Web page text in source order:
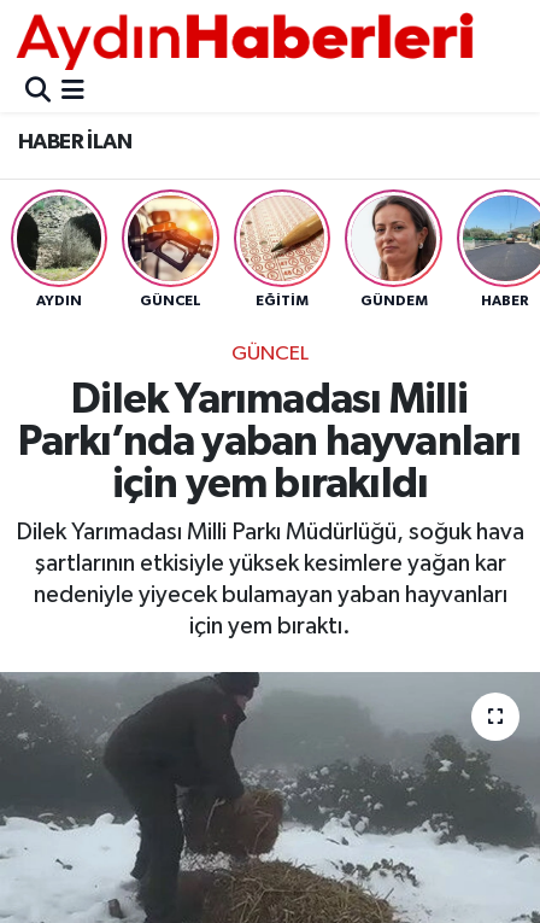
HABER İLAN
AYDIN GÜNCEL EĞİTİM GÜNDEM HABER
GÜNCEL
Dilek Yarımadası Milli
Parkı’nda yaban hayvanları
için yem bırakıldı
Dilek Yarımadası Milli Parkı Müdürlüğü, soğuk hava
şartlarının etkisiyle yüksek kesimlere yağan kar
nedeniyle yiyecek bulamayan yaban hayvanları
için yem bıraktı.
GÜNCEL
POLİTİKA
BELEDİYELER
ASAYİŞ
BÜLTEN
ÇEVRE
DIŞ
DÜNYA
EĞİTİM
EKOLOJİ VE ÇEVRE
BİLİM VE TEKNOLOJİ
GENEL
Aydın Nöbetçi Eczaneler
Aydın Hava Durumu
Aydin Namaz Vakitleri
Aydın Trafik Yoğunluk Haritası
Süper Lig Puan Durumu ve Fikstür
Tüm Manşetler
Son Dakika Haberleri
Haber Arşivi